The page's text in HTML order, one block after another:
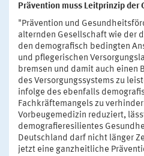
Prävention muss Leitprinzip
"Prävention und
alternden Gesellschaft wie der
den demografisch bedingten
und pflegerischen
bremsen und damit auch einen
des Versorgungssystems zu
infolge des ebenfalls
Fachkräftemangels zu
Vorbeugemedizin reduziert,
demografieresilientes
Deutschland darf nicht länger
jetzt eine ganzheitliche